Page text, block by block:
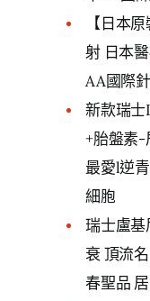
【日本
射 日本
AA國際
新款瑞
+胎盤素-
最愛l逆
細胞
瑞士盧基
衰 頂流
春聖品